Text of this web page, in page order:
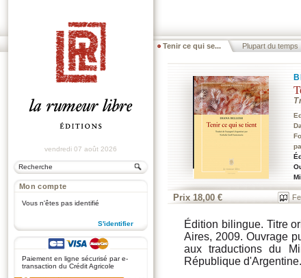
Tenir ce qui se... Plupart du temps
vendredi 07 août 2026
Mon compte
Vous n'êtes pas identifié
S'identifier
Paiement en ligne sécurisé par e-
transaction du Crédit Agricole
Prix 18,00 €
Édition bilingue. Titre
Aires, 2009. Ouvrage
aux traductions du
République d'Argentine.